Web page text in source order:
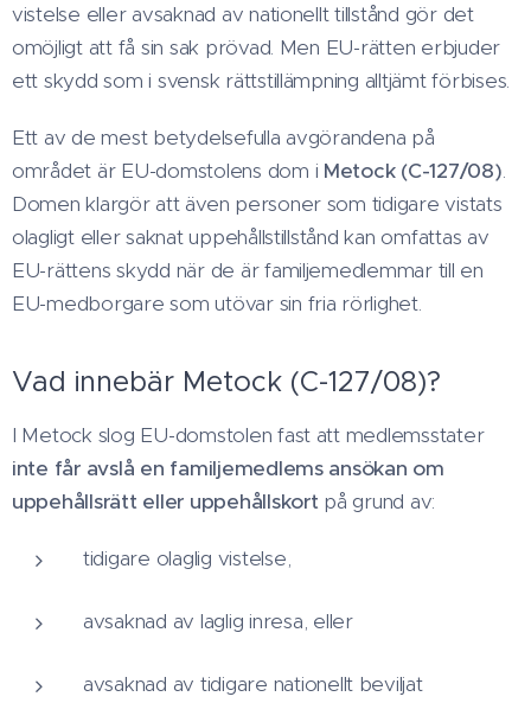
vistelse eller avsaknad av nationellt tillstånd gör det
omöjligt att få sin sak prövad. Men EU-rätten erbjuder
ett skydd som i svensk rättstillämpning alltjämt förbises.
Ett av de mest betydelsefulla avgörandena på
området är EU-domstolens dom i Metock (C-127/08).
Domen klargör att även personer som tidigare vistats
olagligt eller saknat uppehållstillstånd kan omfattas av
EU-rättens skydd när de är familjemedlemmar till en
EU-medborgare som utövar sin fria rörlighet.
Vad innebär Metock (C-127/08)?
I Metock slog EU-domstolen fast att medlemsstater
inte får avslå en familjemedlems ansökan om
uppehållsrätt eller uppehållskort på grund av:
tidigare olaglig vistelse,
avsaknad av laglig inresa, eller
avsaknad av tidigare nationellt beviljat